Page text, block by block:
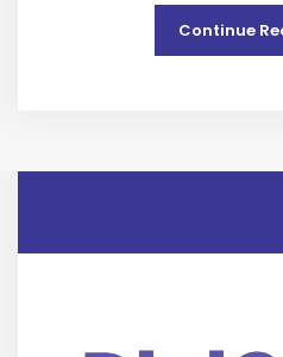
Continue